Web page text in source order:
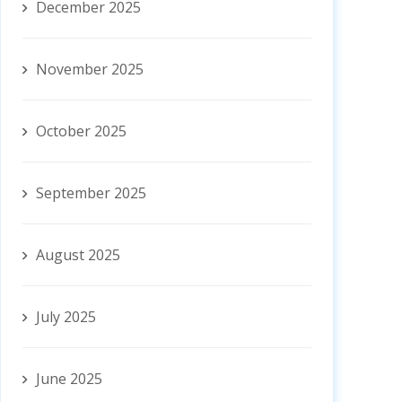
December 2025
November 2025
October 2025
September 2025
August 2025
July 2025
June 2025